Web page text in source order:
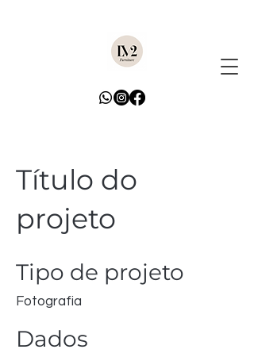
Título do
projeto
Tipo de projeto
Fotografia
Dados